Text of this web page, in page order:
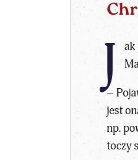
J
ak
–
jest
np.
toczy